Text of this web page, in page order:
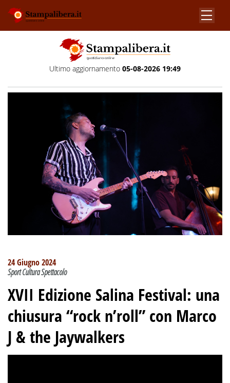
Ultimo aggiornamento 05-08-2026 19:49
24 Giugno 2024
Sport Cultura Spettacolo
XVII Edizione Salina Festival: una
chiusura “rock n’roll” con Marco
J & the Jaywalkers